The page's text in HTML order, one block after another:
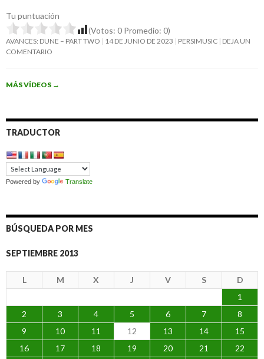
Tu puntuación
(Votos: 0 Promedio: 0)
AVANCES: DUNE – PART TWO 14 DE JUNIO DE 2023 PERSIMUSIC DEJA UN
COMENTARIO
MÁS VÍDEOS →
TRADUCTOR
Powered by Translate
BÚSQUEDA POR MES
SEPTIEMBRE 2013
L M X J V S
D
1
2
3 4 5 6 7
8
9
10 11 12 13 14
15
16
17 18 19 20 21
22